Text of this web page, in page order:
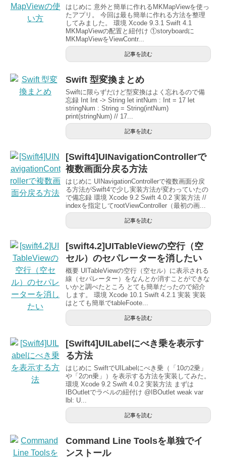
はじめに 意外と簡単に作れるMKMapViewを使っ
たアプリ。 今回は最も簡単に作れる方法を整理
してみました。 環境 Xcode 9.3.1 Swift 4.1
MKMapViewの配置と紐付け ①storyboardに
MKMapViewをViewContr...
記事を読む
Swift 型変換まとめ
Swiftに限らずだけど型変換はよく忘れるので備
忘録 Int Int -> String let intNum : Int = 17 let
stringNum : String = String(intNum)
print(stringNum) // 17...
記事を読む
[Swift4]UINavigationControllerで
複数画面分戻る方法
はじめに UINavigationControllerで複数画面分戻
る方法がSwift4で少し実装方法が変わっていたの
で備忘録 環境 Xcode 9.2 Swift 4.0.2 実装方法 //
indexを指定してrootViewController（最初の画...
記事を読む
[swift4.2]UITableViewの空行（空
セル）のセパレーターを消したい
概要 UITableViewの空行（空セル）に表示される
線（セパレーター）をなんとか消すことができな
いかと調べたところ とても簡単だったので紹介
します。 環境 Xcode 10.1 Swift 4.2.1 実装 実装
はとても簡単でtableFoote...
記事を読む
[Swift4]UILabelにべき乗を表示す
る方法
はじめに SwiftでUILabelにべき乗（「10の2乗」
や「2のn乗」）を表示する方法を実装してみた。
環境 Xcode 9.2 Swift 4.0.2 実装方法 まずは
IBOutletでラベルの紐付け @IBOutlet weak var
lbl: U...
記事を読む
Command Line Toolsを単独でイ
ンストール